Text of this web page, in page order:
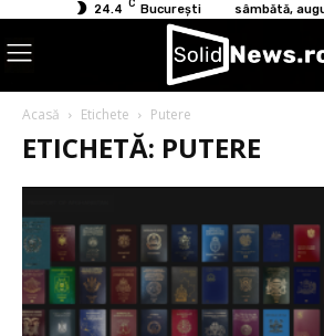
24.4 C București sâmbătă,
Acasă Etichete Putere
ETICHETĂ: PUTERE